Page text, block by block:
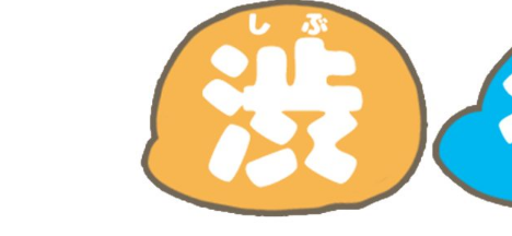
科学・プログラミング
教育・学習
絵本・読み聞かせ
ファッション・美容
行事・イベント
トラブル
親子でいっしょに
こそだてマンガ